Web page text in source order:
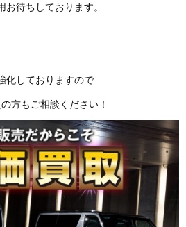
お待ちしております。
化しておりますので
方もご相談ください！